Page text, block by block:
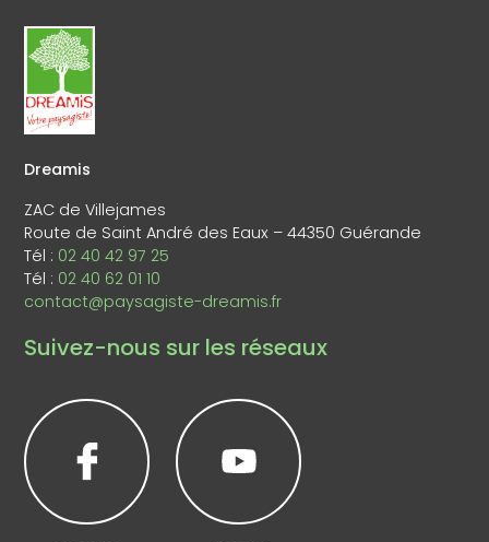
Dreamis
ZAC de Villejames
Route de Saint André des Eaux – 44350 Guérande
Tél : 02 40 42 97 25
Tél : 02 40 62 01 10
contact@paysagiste-dreamis.fr
Suivez-nous sur les réseaux